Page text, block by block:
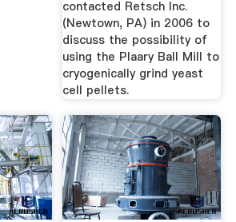
contacted Retsch Inc.
(Newtown, PA) in 2006 to
discuss the possibility of
using the Plaary Ball Mill to
cryogenically grind yeast
cell pellets.